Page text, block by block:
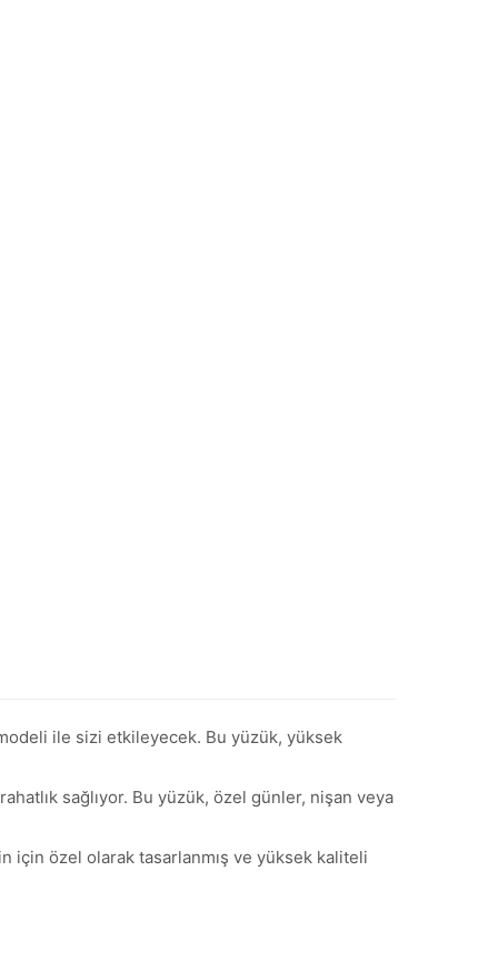
ile sizi etkileyecek. Bu yüzük, yüksek
sağlıyor. Bu yüzük, özel günler, nişan veya
özel olarak tasarlanmış ve yüksek kaliteli